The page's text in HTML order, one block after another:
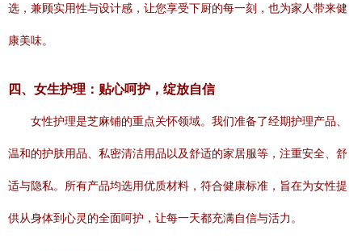
选，兼顾实用性与设计感，让您享受下厨的每一刻，也为家人带来健
康美味。
四、女生护理：贴心呵护，绽放自信
女性护理是芝麻铺的重点关怀领域。我们准备了经期护理产品、
温和的护肤用品、私密清洁用品以及舒适的家居服等，注重安全、舒
适与隐私。所有产品均选用优质材料，符合健康标准，旨在为女性提
供从身体到心灵的全面呵护，让每一天都充满自信与活力。